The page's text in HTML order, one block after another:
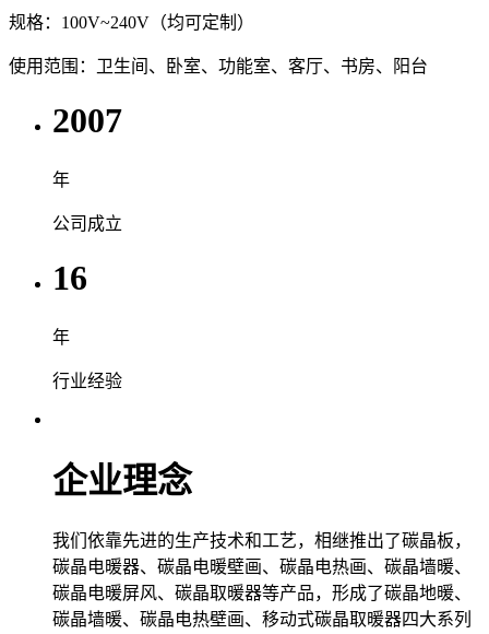
规格：100V~240V（均可定制）
使用范围：卫生间、卧室、功能室、客厅、书房、阳台
2007
年
公司成立
16
年
行业经验
企业理念
我们依靠先进的生产技术和工艺，相继推出了碳晶板，
碳晶电暖器、碳晶电暖壁画、碳晶电热画、碳晶墙暖、
碳晶电暖屏风、碳晶取暖器等产品，形成了碳晶地暖、
碳晶墙暖、碳晶电热壁画、移动式碳晶取暖器四大系列